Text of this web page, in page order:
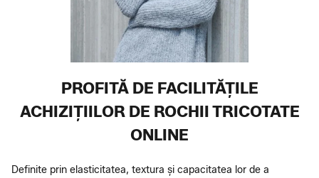
PROFITĂ DE FACILITĂȚILE
ACHIZIȚIILOR DE ROCHII TRICOTATE
ONLINE
Definite prin elasticitatea, textura și capacitatea lor de a